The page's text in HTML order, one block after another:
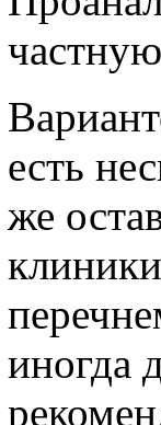
есть
же
иногда